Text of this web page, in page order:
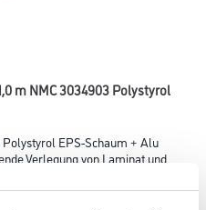
m NMC 3034903 Polystyrol
EPS-Schaum + Alu
Verlegung von Laminat und